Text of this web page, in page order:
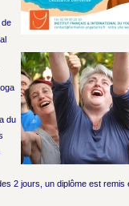
de
du
2 jours, un diplôme est remis